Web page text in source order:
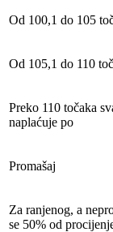
Od 100,1 do 105
Od 105,1 do 110
Preko 110 točaka
naplaćuje po
Promašaj
Za ranjenog, a
se 50% od